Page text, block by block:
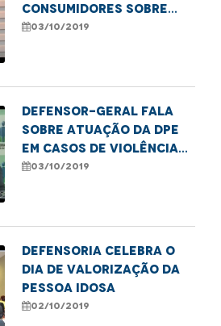
consumidores sobre
audiência de
03/10/2019
Defensor-geral fala
sobre atuação da DPE
em casos de violência
contra idosos
03/10/2019
Defensoria celebra o
Dia de Valorização da
Pessoa Idosa
02/10/2019